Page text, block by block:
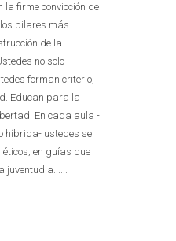
firme convicción de
pilares más
de la
no solo
forman criterio,
Educan para la
En cada aula -
híbrida- ustedes se
éticos; en guías que
juventud a......